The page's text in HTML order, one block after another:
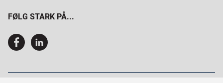
FØLG STARK PÅ...